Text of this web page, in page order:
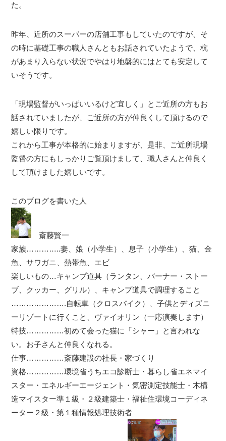
た。
昨年、近所のスーパーの店舗工事もしていたのですが、そ
の時に基礎工事の職人さんともお話されていたようで、杭
があまり入らない状況でやはり地盤的にはとても安定して
いそうです。
「現場監督がいっぱいいるけど宜しく」とご近所の方もお
話されていましたが、ご近所の方が仲良くして頂けるので
嬉しい限りです。
これから工事が本格的に始まりますが、是非、ご近所現場
監督の方にもしっかりご覧頂けまして、職人さんと仲良く
して頂けました嬉しいです。
このブログを書いた人
斎藤賢一
家族…………..妻、娘（小学生）、息子（小学生）、猫、金
魚、サワガニ、熱帯魚、エビ
楽しいもの…キャンプ道具（ランタン、バーナー・ストー
ブ、クッカー、グリル）、キャンプ道具で調理すること
………………….自転車（クロスバイク）、子供とディズニ
ーリゾートに行くこと、ヴァイオリン（一応演奏します）
特技……………初めて会った猫に「シャー」と言われな
い。お子さんと仲良くなれる。
仕事……………斎藤建設の社長・家づくり
資格……………環境省うちエコ診断士・暮らし省エネマイ
スター・エネルギーエージェント・気密測定技能士・木構
造マイスター準１級・２級建築士・福祉住環境コーディネ
ーター２級・第１種情報処理技術者